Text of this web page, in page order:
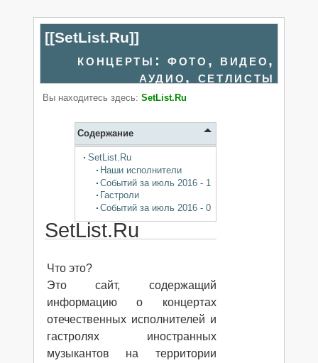
[[SetList.Ru]]
концерты: фото, видео,
аудио, сетлисты
Вы находитесь здесь: SetList.Ru
Содержание
SetList.Ru
Наши исполнители
Событий за июль 2016 - 1
Гастроли
Событий за июль 2016 - 0
SetList.Ru
Что это?
Это cайт, содержащий
информацию о концертах
отечественных исполнителей и
гастролях иностранных
музыкантов на территории